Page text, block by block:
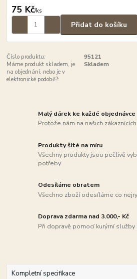
75 Kč/ks
Přidat do košíku
Číslo produktu:
95121
Máme produkt skladem, je
na objednání, nebo je v
elektronické podobě?:
Skladem
Malý dárek ke každé objednávce
Protože nám na našich
Produkty šité na míru
Všechny produkty jsou pečlivě
potřeby
Odesíláme obratem
Všechno zboží odesíláme co
Doprava zdarma nad 3.000,- Kč
Při dopravě pomocí kurýrní
Kompletní specifikace